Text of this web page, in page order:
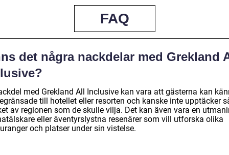
FAQ
det några nackdelar med Grekland
med Grekland All Inclusive kan vara att gästerna kan
till hotellet eller resorten och kanske inte upptäcker
av regionen som de skulle vilja. Det kan även vara en
eller äventyrslystna resenärer som vill utforska olika
och platser under sin vistelse.